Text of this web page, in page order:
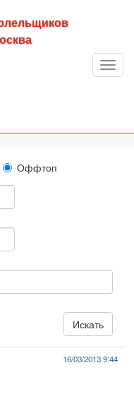
Оффтоп
16/03/2013 9:44